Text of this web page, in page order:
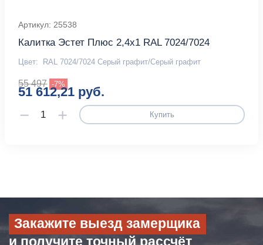
Артикул: 25538
Калитка Эстет Плюс 2,4х1 RAL 7024/7024
Цвет: RAL 7024/7024 Серый графит/Серый графит
55 497 -7%
51 612,21 руб.
Купить
Закажите выезд замерщика
и получите точный рассчёт